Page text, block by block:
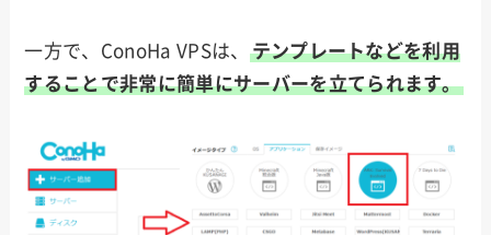
一方で、ConoHa VPSは、
テンプレートなどを利用
することで非常に簡単にサーバーを立てられます。